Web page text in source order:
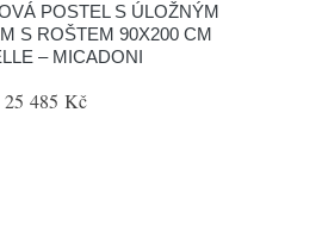
POSTEL S ÚLOŽNÝM
S ROŠTEM 90X200 CM
– MICADONI
25 485 Kč